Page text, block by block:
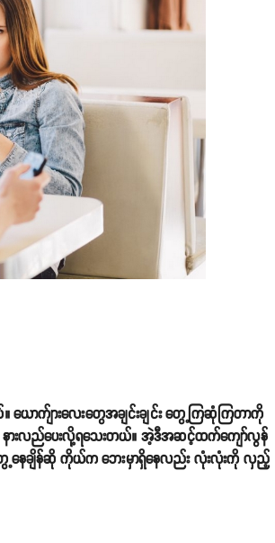
ောက်ျားလေးတွေအချင်းချင်း တွေ့ကြဆုံကြတာကို
ားလည်ပေးလို့ရသေးတယ်။ အဲ့ဒီအဆင့်ထက်ကျော်လွန်
ေချိန်ဆို ကိုယ်က ဘေးမှာရှိနေလည်း လုံးလုံးကို လှည့်